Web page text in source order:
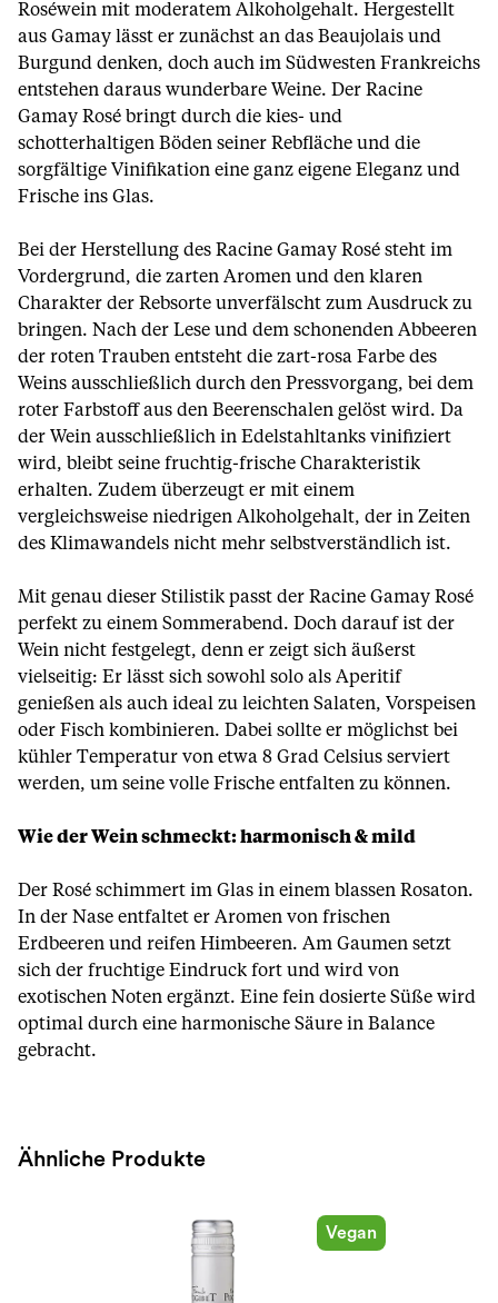
Roséwein mit moderatem Alkoholgehalt. Hergestellt
aus Gamay lässt er zunächst an das Beaujolais und
Burgund denken, doch auch im Südwesten Frankreichs
entstehen daraus wunderbare Weine. Der Racine
Gamay Rosé bringt durch die kies- und
schotterhaltigen Böden seiner Rebfläche und die
sorgfältige Vinifikation eine ganz eigene Eleganz und
Frische ins Glas.
Bei der Herstellung des Racine Gamay Rosé steht im
Vordergrund, die zarten Aromen und den klaren
Charakter der Rebsorte unverfälscht zum Ausdruck zu
bringen. Nach der Lese und dem schonenden Abbeeren
der roten Trauben entsteht die zart-rosa Farbe des
Weins ausschließlich durch den Pressvorgang, bei dem
roter Farbstoff aus den Beerenschalen gelöst wird. Da
der Wein ausschließlich in Edelstahltanks vinifiziert
wird, bleibt seine fruchtig-frische Charakteristik
erhalten. Zudem überzeugt er mit einem
vergleichsweise niedrigen Alkoholgehalt, der in Zeiten
des Klimawandels nicht mehr selbstverständlich ist.
Mit genau dieser Stilistik passt der Racine Gamay Rosé
perfekt zu einem Sommerabend. Doch darauf ist der
Wein nicht festgelegt, denn er zeigt sich äußerst
vielseitig: Er lässt sich sowohl solo als Aperitif
genießen als auch ideal zu leichten Salaten, Vorspeisen
oder Fisch kombinieren. Dabei sollte er möglichst bei
kühler Temperatur von etwa 8 Grad Celsius serviert
werden, um seine volle Frische entfalten zu können.
Wie der Wein schmeckt: harmonisch & mild
Der Rosé schimmert im Glas in einem blassen Rosaton.
In der Nase entfaltet er Aromen von frischen
Erdbeeren und reifen Himbeeren. Am Gaumen setzt
sich der fruchtige Eindruck fort und wird von
exotischen Noten ergänzt. Eine fein dosierte Süße wird
optimal durch eine harmonische Säure in Balance
gebracht.
Ähnliche Produkte
Vegan